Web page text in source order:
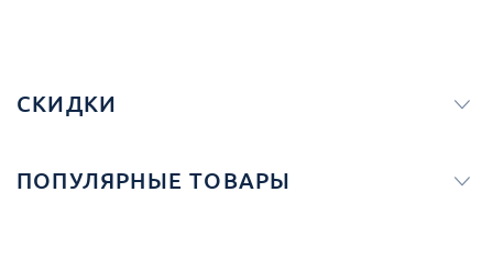
СКИДКИ
ПОПУЛЯРНЫЕ ТОВАРЫ